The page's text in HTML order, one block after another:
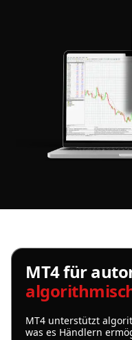
MT4 für
MT4 unterstützt
was es Händlern